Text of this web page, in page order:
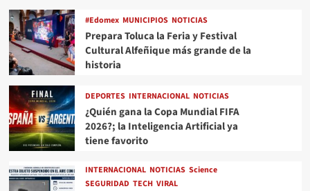
#Edomex MUNICIPIOS NOTICIAS
Prepara Toluca la Feria y Festival
Cultural Alfeñique más grande de la
historia
DEPORTES INTERNACIONAL NOTICIAS
¿Quién gana la Copa Mundial FIFA
2026?; la Inteligencia Artificial ya
tiene favorito
INTERNACIONAL NOTICIAS Science
SEGURIDAD TECH VIRAL